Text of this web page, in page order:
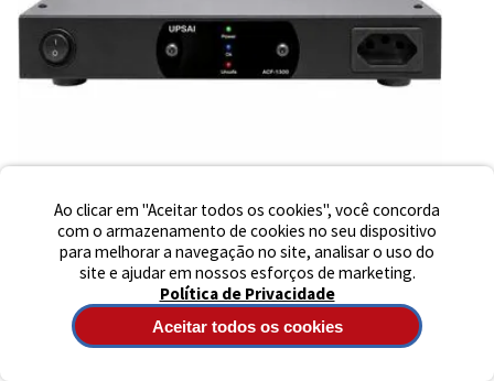
Ao clicar em "Aceitar todos os cookies", você concorda
com o armazenamento de cookies no seu dispositivo
para melhorar a navegação no site, analisar o uso do
site e ajudar em nossos esforços de marketing.
Política de Privacidade
Aceitar todos os cookies
CONDICIONADOR DE ENERGIA UPSAI ACF 1300 120V ÁUDIO E VÍDEO
Nome Completo
Iniciar Conversa